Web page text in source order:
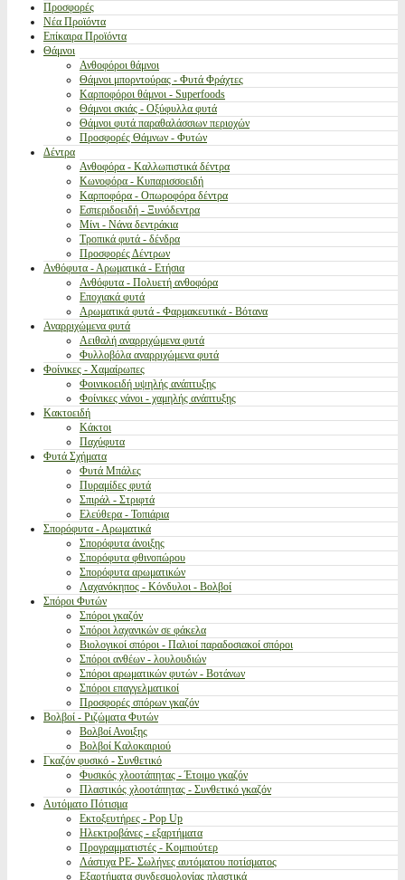
Προσφορές
Νέα Προϊόντα
Επίκαιρα Προϊόντα
Θάμνοι
Ανθοφόροι θάμνοι
Θάμνοι μπορντούρας - Φυτά Φράχτες
Καρποφόροι θάμνοι - Superfoods
Θάμνοι σκιάς - Οξύφυλλα φυτά
Θάμνοι φυτά παραθαλάσσιων περιοχών
Προσφορές Θάμνων - Φυτών
Δέντρα
Ανθοφόρα - Καλλωπιστικά δέντρα
Κωνοφόρα - Κυπαρισσοειδή
Καρποφόρα - Οπωροφόρα δέντρα
Εσπεριδοειδή - Ξυνόδεντρα
Μίνι - Νάνα δεντράκια
Τροπικά φυτά - δένδρα
Προσφορές Δέντρων
Ανθόφυτα - Αρωματικά - Ετήσια
Ανθόφυτα - Πολυετή ανθοφόρα
Εποχιακά φυτά
Αρωματικά φυτά - Φαρμακευτικά - Βότανα
Αναρριχώμενα φυτά
Αειθαλή αναρριχώμενα φυτά
Φυλλοβόλα αναρριχώμενα φυτά
Φοίνικες - Χαμαίρωπες
Φοινικοειδή υψηλής ανάπτυξης
Φοίνικες νάνοι - χαμηλής ανάπτυξης
Κακτοειδή
Κάκτοι
Παχύφυτα
Φυτά Σχήματα
Φυτά Μπάλες
Πυραμίδες φυτά
Σπιράλ - Στριφτά
Ελεύθερα - Τοπιάρια
Σπορόφυτα - Αρωματικά
Σπορόφυτα άνοιξης
Σπορόφυτα φθινοπώρου
Σπορόφυτα αρωματικών
Λαχανόκηπος - Κόνδυλοι - Βολβοί
Σπόροι Φυτών
Σπόροι γκαζόν
Σπόροι λαχανικών σε φάκελα
Βιολογικοί σπόροι - Παλιοί παραδοσιακοί σπόροι
Σπόροι ανθέων - λουλουδιών
Σπόροι αρωματικών φυτών - Βοτάνων
Σπόροι επαγγελματικοί
Προσφορές σπόρων γκαζόν
Βολβοί - Ριζώματα Φυτών
Βολβοί Ανοιξης
Βολβοί Καλοκαιριού
Γκαζόν φυσικό - Συνθετικό
Φυσικός χλοοτάπητας - Έτοιμο γκαζόν
Πλαστικός χλοοτάπητας - Συνθετικό γκαζόν
Αυτόματο Πότισμα
Εκτοξευτήρες - Pop Up
Ηλεκτροβάνες - εξαρτήματα
Προγραμματιστές - Κομπιούτερ
Λάστιχα PE- Σωλήνες αυτόματου ποτίσματος
Εξαρτήματα συνδεσμολογίας πλαστικά